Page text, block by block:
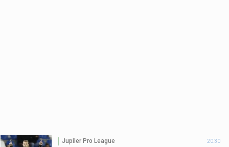
Jupiler Pro League 20:30